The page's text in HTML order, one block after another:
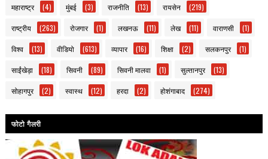
महाराष्ट्र (4) मुंबई (3) राजनीति (13) रायसेन (219)
राष्ट्रीय (263) रोजगार (1) लखनऊ (11) लेख (11) वाराणसी (1)
विश्व (13) वीडियो (613) व्यापार (16) शिक्षा (2) सलकनपुर (1)
साईंखेड़ा (18) सिवनी (89) सिवनी मालवा (1) सुल्तानपुर (13)
सोहागपुर (2) स्वास्थ (12) हरदा (2) होशंगाबाद (274)
फोटो गैलरी